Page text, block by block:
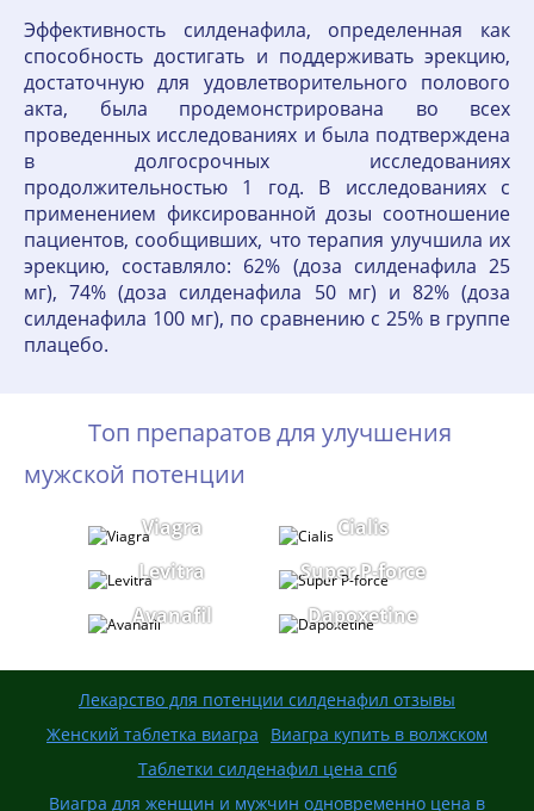
Эффективность силденафила, определенная как
способность достигать и поддерживать эрекцию,
достаточную для удовлетворительного полового
акта, была продемонстрирована во всех
проведенных исследованиях и была подтверждена
в долгосрочных исследованиях
продолжительностью 1 год. В исследованиях с
применением фиксированной дозы соотношение
пациентов, сообщивших, что терапия улучшила их
эрекцию, составляло: 62% (доза силденафила 25
мг), 74% (доза силденафила 50 мг) и 82% (доза
силденафила 100 мг), по сравнению с 25% в группе
плацебо.
Топ препаратов для улучшения
мужской потенции
Viagra
Cialis
Levitra
Super P-force
Avanafil
Dapoxetine
Лекарство для потенции силденафил отзывы
Женский таблетка виагра
Виагра купить в волжском
Таблетки силденафил цена спб
Виагра для женщин и мужчин одновременно цена в